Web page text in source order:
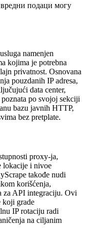
подаци могу
namenjen
kojima je potrebna
privatnost. Osnovana
pouzdanih IP adresa,
data center,
po svojoj sekciji
bazu javnih HTTP,
bez pretplate.
proxy-ja,
lokacije i nivoe
takođe nudi
korišćenja,
za API integraciju. Ovi
koji grade
IP rotaciju radi
na ciljanim